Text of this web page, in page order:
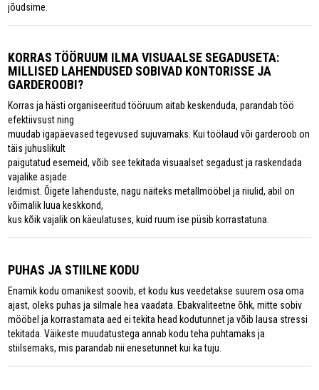
jõudsime.
KORRAS TÖÖRUUM ILMA VISUAALSE SEGADUSETA:
MILLISED LAHENDUSED SOBIVAD KONTORISSE JA
GARDEROOBI?
Korras ja hästi organiseeritud tööruum aitab keskenduda, parandab töö
efektiivsust ning
muudab igapäevased tegevused sujuvamaks. Kui töölaud või garderoob on
täis juhuslikult
paigutatud esemeid, võib see tekitada visuaalset segadust ja raskendada
vajalike asjade
leidmist. Õigete lahenduste, nagu näiteks metallmööbel ja riiulid, abil on
võimalik luua keskkond,
kus kõik vajalik on käeulatuses, kuid ruum ise püsib korrastatuna.
PUHAS JA STIILNE KODU
Enamik kodu omanikest soovib, et kodu kus veedetakse suurem osa oma
ajast, oleks puhas ja silmale hea vaadata. Ebakvaliteetne õhk, mitte sobiv
mööbel ja korrastamata aed ei tekita head kodutunnet ja võib lausa stressi
tekitada. Väikeste muudatustega annab kodu teha puhtamaks ja
stiilsemaks, mis parandab nii enesetunnet kui ka tuju.